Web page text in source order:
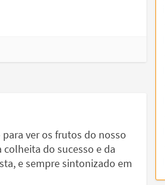
ver os frutos do nosso
do sucesso e da
e sempre sintonizado em